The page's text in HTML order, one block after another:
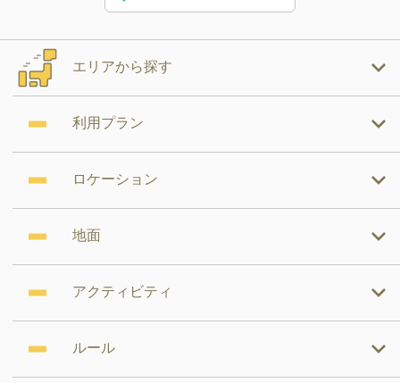
エリアから探す
利用プラン
ロケーション
地面
アクティビティ
ルール